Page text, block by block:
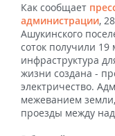
Как сообщает
администрации,
Ашукинского
соток получили 19
инфраструктура
жизни создана -
электричество.
межеванием
проезды между